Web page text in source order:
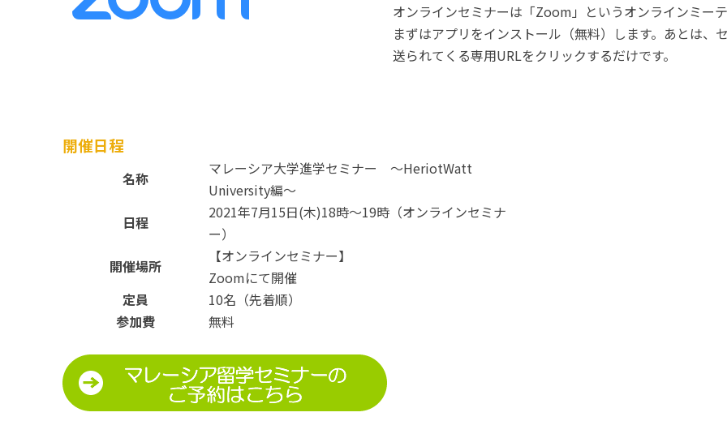
オンラインセミナーは「Zoom」というオンラインミー
まずはアプリをインストール（無料）します。あとは
送られてくる専用URLをクリックするだけです。
開催日程
名称
マレーシア大学進学セミナー 〜HeriotWatt
University編〜
日程
2021年7月15日(木)18時〜19時（オンラインセミナ
ー）
開催場所
【オンラインセミナー】
Zoomにて開催
定員
10名（先着順）
参加費
無料